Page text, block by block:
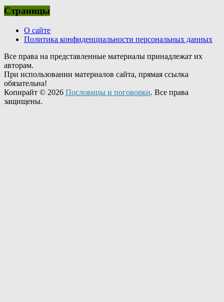
Страницы
О сайте
Политика конфиденциальности персональных данных
Все права на представленные материалы принадлежат их
авторам.
При использовании материалов сайта, прямая ссылка
обязательна!
Копирайт © 2026 Пословицы и поговорки. Все права
защищены.